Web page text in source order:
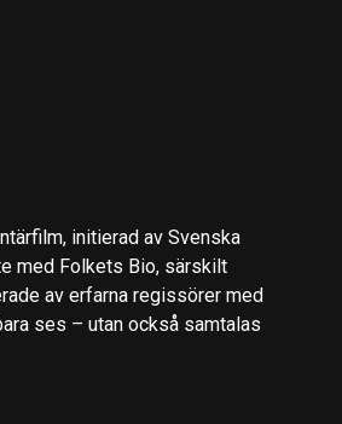
initierad av Svenska
med Folkets Bio, särskilt
av erfarna regissörer med
ses – utan också samtalas